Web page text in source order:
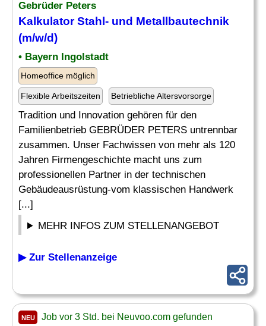
Gebrüder Peters
KalkulatorStahl - und Metallbautechnik
(m/w/d)
• Bayern Ingolstadt
Homeoffice möglich
Flexible Arbeitszeiten Betriebliche Altersvorsorge
Tradition und Innovation gehören für den
Familienbetrieb GEBRÜDER PETERS untrennbar
zusammen. Unser Fachwissen von mehr als 120
Jahren Firmengeschichte macht uns zum
professionellen Partner in der technischen
Gebäudeausrüstung-vom klassischen Handwerk
[...]
MEHR INFOS ZUM STELLENANGEBOT
▶ Zur Stellenanzeige
NEU Job vor 3 Std. bei Neuvoo.com gefunden